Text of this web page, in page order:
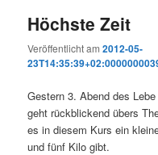
Höchste Zeit
Veröffentlicht am2012-05-
Gestern 3. Abend des
geht rückblickend übers
es in diesem Kurs ein
und fünf Kilo gibt.